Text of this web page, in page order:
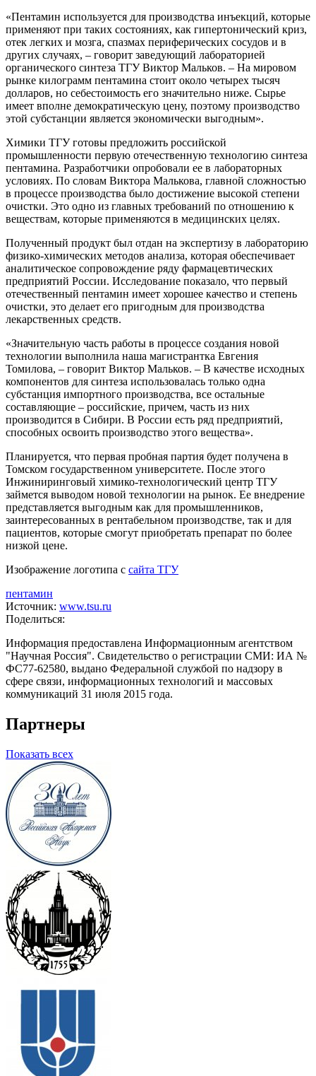
«Пентамин используется для производства инъекций, которые
применяют при таких состояниях, как гипертонический криз,
отек легких и мозга, спазмах периферических сосудов и в
других случаях, – говорит заведующий лабораторией
органического синтеза ТГУ Виктор Мальков. – На мировом
рынке килограмм пентамина стоит около четырех тысяч
долларов, но себестоимость его значительно ниже. Сырье
имеет вполне демократическую цену, поэтому производство
этой субстанции является экономически выгодным».
Химики ТГУ готовы предложить российской
промышленности первую отечественную технологию синтеза
пентамина. Разработчики опробовали ее в лабораторных
условиях. По словам Виктора Малькова, главной сложностью
в процессе производства было достижение высокой степени
очистки. Это одно из главных требований по отношению к
веществам, которые применяются в медицинских целях.
Полученный продукт был отдан на экспертизу в лабораторию
физико-химических методов анализа, которая обеспечивает
аналитическое сопровождение ряду фармацевтических
предприятий России. Исследование показало, что первый
отечественный пентамин имеет хорошее качество и степень
очистки, это делает его пригодным для производства
лекарственных средств.
«Значительную часть работы в процессе создания новой
технологии выполнила наша магистрантка Евгения
Томилова, – говорит Виктор Мальков. – В качестве исходных
компонентов для синтеза использовалась только одна
субстанция импортного производства, все остальные
составляющие – российские, причем, часть из них
производится в Сибири. В России есть ряд предприятий,
способных освоить производство этого вещества».
Планируется, что первая пробная партия будет получена в
Томском государственном университете. После этого
Инжиниринговый химико-технологический центр ТГУ
займется выводом новой технологии на рынок. Ее внедрение
представляется выгодным как для промышленников,
заинтересованных в рентабельном производстве, так и для
пациентов, которые смогут приобретать препарат по более
низкой цене.
Изображение логотипа с сайта ТГУ
пентамин
Источник: www.tsu.ru
Поделиться:
Информация предоставлена Информационным агентством
"Научная Россия". Свидетельство о регистрации СМИ: ИА №
ФС77-62580, выдано Федеральной службой по надзору в
сфере связи, информационных технологий и массовых
коммуникаций 31 июля 2015 года.
Партнеры
Показать всех